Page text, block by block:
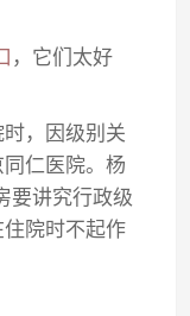
，它们太好
，因级别关
仁医院。杨
要讲究行政级
院时不起作